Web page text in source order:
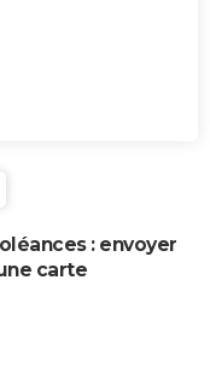
: envoyer
carte